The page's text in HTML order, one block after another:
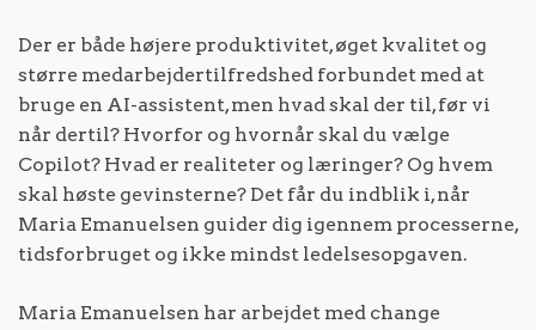
Der er både højere produktivitet, øget kvalitet og
større medarbejdertilfredshed forbundet med at
bruge en AI-assistent, men hvad skal der til, før vi
når dertil? Hvorfor og hvornår skal du vælge
Copilot? Hvad er realiteter og læringer? Og hvem
skal høste gevinsterne? Det får du indblik i, når
Maria Emanuelsen guider dig igennem processerne,
tidsforbruget og ikke mindst ledelsesopgaven.
Maria Emanuelsen har arbejdet med change